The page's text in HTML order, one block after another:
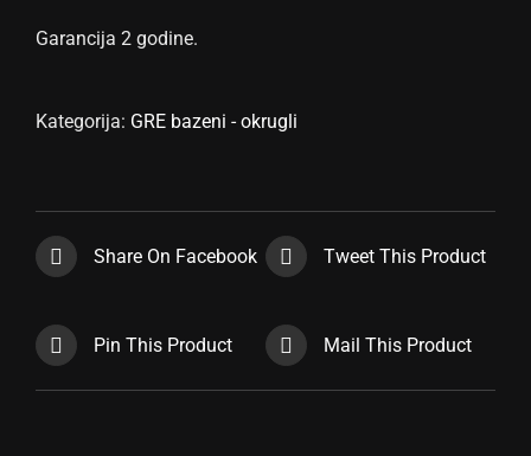
Garancija 2 godine.
Kategorija: GRE bazeni - okrugli
Share On Facebook Tweet This Product
Pin This Product Mail This Product